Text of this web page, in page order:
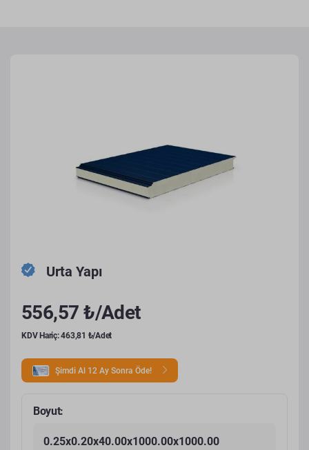
Urta Yapı
556,57 ₺/Adet
KDV Hariç: 463,81 ₺/Adet
Şimdi Al 12 Ay Sonra Öde!
Boyut:
0.25x0.20x40.00x1000.00x1000.00